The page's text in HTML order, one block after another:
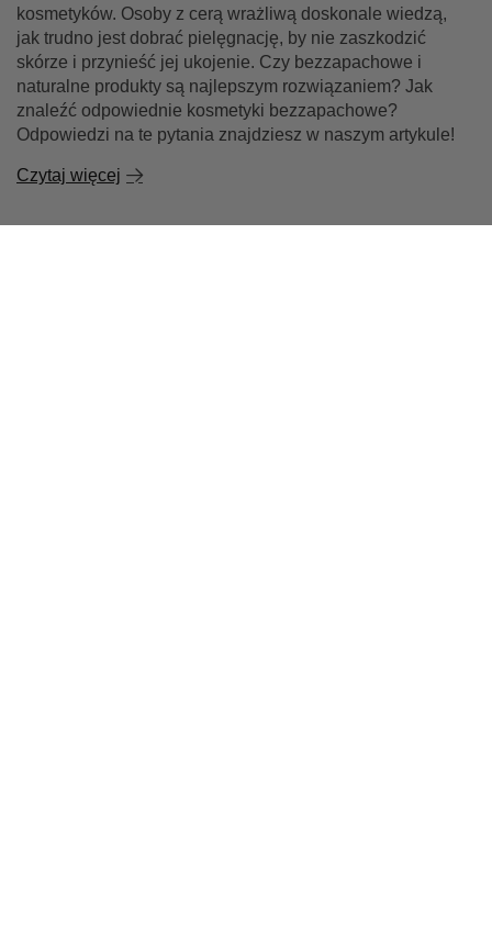
kosmetyków. Osoby z cerą wrażliwą doskonale wiedzą,
jak trudno jest dobrać pielęgnację, by nie zaszkodzić
skórze i przynieść jej ukojenie. Czy bezzapachowe i
naturalne produkty są najlepszym rozwiązaniem? Jak
znaleźć odpowiednie kosmetyki bezzapachowe?
Odpowiedzi na te pytania znajdziesz w naszym artykule!
Czytaj więcej